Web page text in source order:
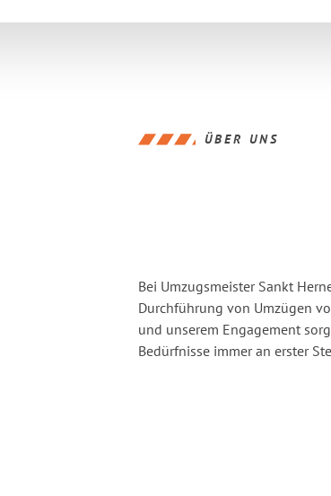
ÜBER UNS
Bei Umzugsmeister Sankt
Durchführung von Umzügen
und unserem Engagement
Bedürfnisse immer an erster